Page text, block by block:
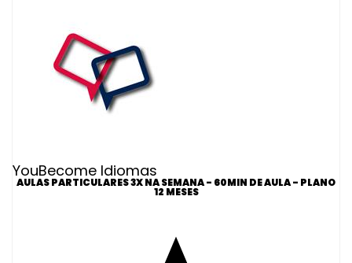
YouBecome Idiomas
AULAS PARTICULARES 3X NA SEMANA - 60MIN DE AULA - PLANO
12 MESES